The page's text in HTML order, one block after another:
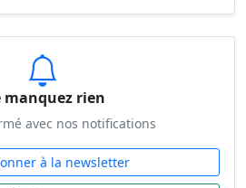
manquez rien
avec nos notifications
à la newsletter